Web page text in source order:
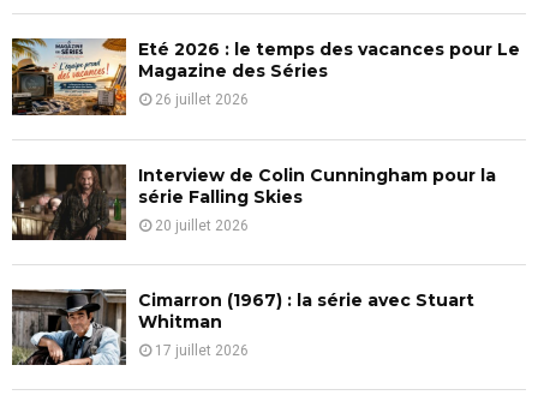
C
H
Eté 2026 : le temps des vacances pour Le
Magazine des Séries
26 juillet 2026
Interview de Colin Cunningham pour la
série Falling Skies
20 juillet 2026
Cimarron (1967) : la série avec Stuart
Whitman
17 juillet 2026